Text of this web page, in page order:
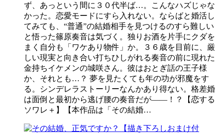
ず、あっという間に３０代半ば…。こんなハズじゃな
かった。恋愛モードにすら入れない。ならばと婚活し
てみても、“普通”の結婚相手を見つけるのすら難しい
と悟った篠原奏音は気づく。独りお酒を片手にクダを
まく自分も「ワケあり物件」か。３６歳を目前に、厳
しい現実と向き合い打ちひしがれる奏音の前に現れた
金持ちイケメンの城咲さん。彼はおとぎ話の王子様
か、それとも…？ 夢を見たくても年の功が邪魔をす
る。シンデレラストーリーなんかあり得ない。格差婚
は面倒と最初から逃げ腰の奏音だが――！？【恋する
ソワレ＋】【本作品は「その結婚…